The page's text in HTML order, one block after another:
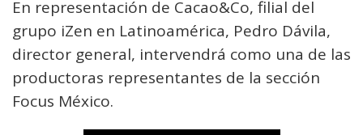
En representación de Cacao&Co, filial del
grupo iZen en Latinoamérica, Pedro Dávila,
director general, intervendrá como una de las
productoras representantes de la sección
Focus México.